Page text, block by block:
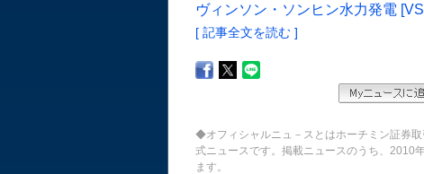
ヴィンソン・ソンヒン水力発電
[ 記事全文を読む ]
◆オフィシャルニュ－スとはホーチミン証券
式ニュースです。掲載ニュースのうち、2010
ます。